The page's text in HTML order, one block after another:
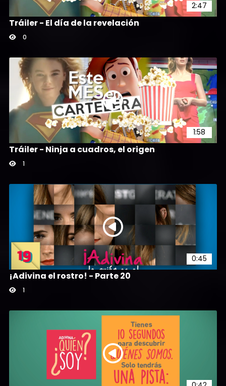
2:47
Tráiler - El día de la revelación
0
1:58
Tráiler - Ninja a cuadros, el origen
1
0:45
¡Adivina el rostro! - Parte 20
1